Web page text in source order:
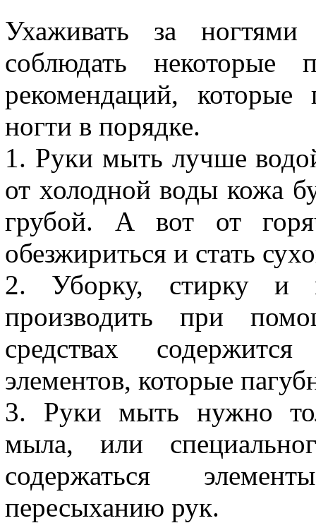
Ухаживать за
соблюдать некоторые
рекомендаций,
ногти в порядке.
1. Руки мыть лучше
от холодной воды кожа
грубой. А вот от
обезжириться и стать
2. Уборку, стирку и
производить при
средствах
элементов, которые
3. Руки мыть нужно
мыла, или
содержаться
пересыханию рук.